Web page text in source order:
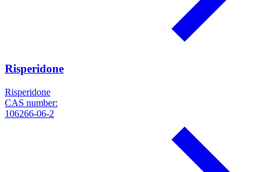
Risperidone
Risperidone
CAS number:
106266-06-2